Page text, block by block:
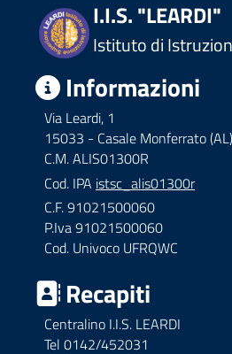
I.I.S. "LEARDI"
Istituto di
Informazioni
Via Leardi, 1
15033 - Casale Monferrato (AL)
C.M. ALIS01300R
Cod. IPA istsc_alis01300r
C.F. 91021500060
P.Iva 91021500060
Cod. Univoco UFRQWC
Recapiti
Centralino I.I.S. LEARDI
Tel 0142/452031